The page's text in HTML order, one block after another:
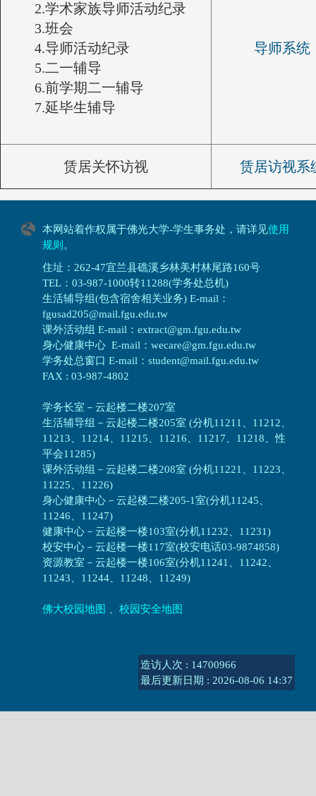
2.学术家族导师活动纪录
3.班会
4.导师活动纪录
5.二一辅导
6.前学期二一辅导
7.延毕生辅导
导师系统
赁居关怀访视 赁居访视系
本网站着作权属于佛光大学-学生事务处，请详见使用
规则 。
住址：262-47宜兰县礁溪乡林美村林尾路160号
TEL：03-987-1000转11288(学务处总机)
生活辅导组(包含宿舍相关业务) E-mail：
fgusad205@mail.fgu.edu.tw
课外活动组 E-mail：extract@gm.fgu.edu.tw
身心健康中心 E-mail：wecare@gm.fgu.edu.tw
学务处总窗口 E-mail：student@mail.fgu.edu.tw
FAX : 03-987-4802
学务长室－云起楼二楼207室
生活辅导组 － 云起楼二楼205室 (分机11211、11212、
11213、11214、11215、11216、11217、11218、性
平会11285)
课外活动组 － 云起楼二楼208室 (分机11221、11223、
11225、11226)
身心健康中心 － 云起楼二楼205-1室(分机11245、
11246、11247)
健康中心－ 云起楼一楼103室(分机11232、11231)
校安中心－ 云起楼一楼117室(校安电话03-9874858)
资源教室 － 云起楼一楼106室(分机11241、11242、
11243、11244、11248、11249)
佛大校园地图 、 校园安全地图
造访人次 : 14700966
最后更新日期 : 2026-08-06 14:37